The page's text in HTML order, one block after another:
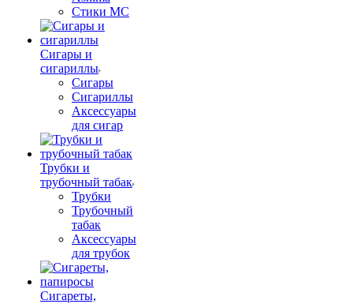
Стики MC
Сигары и
сигариллы
Сигары
Сигариллы
Аксессуары
для сигар
Трубки и
трубочный табак
Трубки
Трубочный
табак
Аксессуары
для трубок
Сигареты,